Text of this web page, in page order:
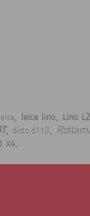
, leica lino, Lino L2
, disto d110,
X4.